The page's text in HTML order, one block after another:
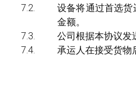
设备将通过首选
金额。
公司根据本协议发
承运人在接受货物